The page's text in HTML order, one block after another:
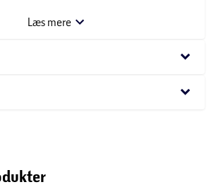
Læs mere
keyboard_arrow_down
keyboard_arrow_down